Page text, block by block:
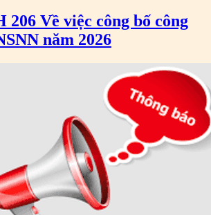
Về việc công bố công
năm 2026